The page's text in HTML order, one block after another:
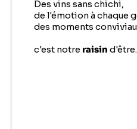
Des vins sans chichi,
de l'émotion à chaque
des moments
c'est notre raisin d'être.